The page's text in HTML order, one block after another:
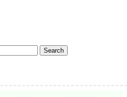
Search